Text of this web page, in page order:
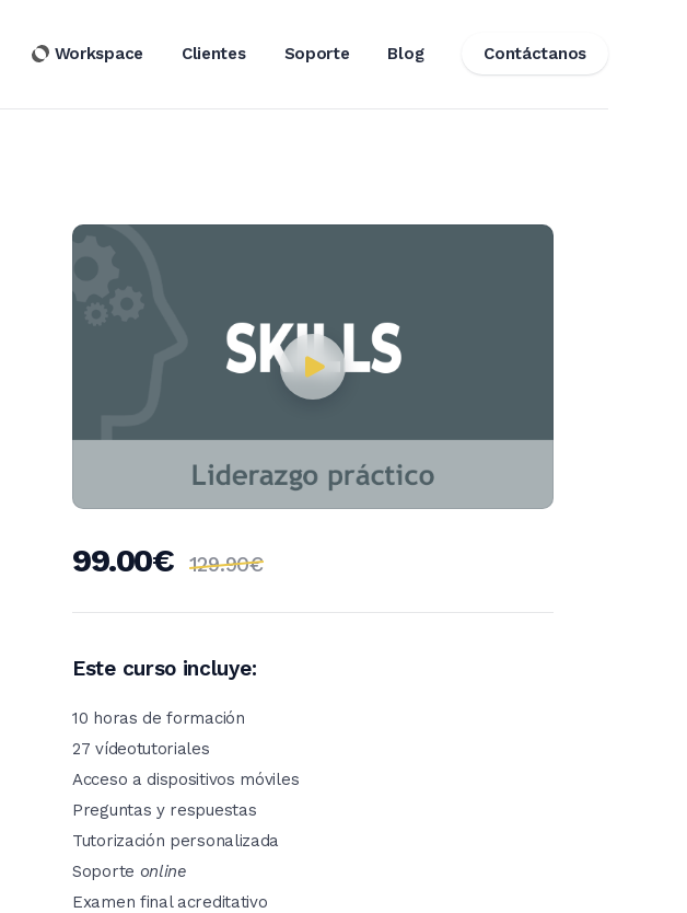
Workspace Clientes Soporte Blog Contáctanos
99.00€ 129.90€
Este curso incluye:
10 horas de formación
27 vídeotutoriales
Acceso a dispositivos móviles
Preguntas y respuestas
Tutorización personalizada
Soporte online
Examen final acreditativo